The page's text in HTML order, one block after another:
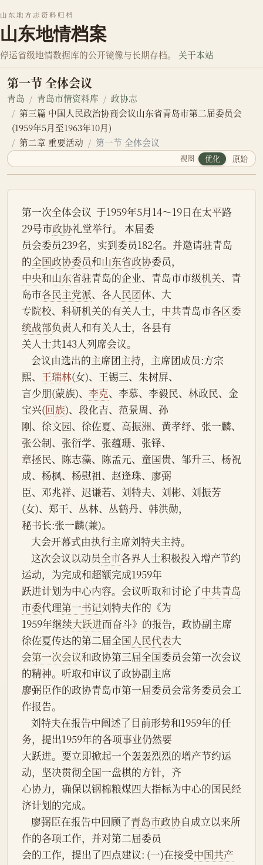
山东地方志资料归档
山东地情档案
停运省级地情数据库的公开镜像与长期存档。 关于本站
第一节 全体会议
青岛 青岛市情资料库
政协志
第三篇 中国人民政治协商会议山东省青岛市第二届委员会
(1959年5月至1963年10月)
第二章 重要活动
第一节 全体会议
视图 优化 原始
第一次全体会议  于1959年5月14～19日在太平路
29号市政协礼堂举行。 本届委
员会委员239名，实到委员182名。并邀请驻青岛
的全国政协委员和山东省政协委员，
中央和山东省驻青岛的企业、青岛市市级机关、青
岛市各民主党派、各人民团体、大
专院校、科研机关的有关人士， 中共青岛市各区委
统战部负责人和有关人士，各县有
关人士共143人列席会议。
熙、 王瑞林(女)、王锡三、朱树屏、
言少朋(蒙族)、 李克、李慕、李毅民、林政民、金
宝兴(回族)、段化吉、范景周、孙
刚、徐文园、徐佐夏、高振洲、黄孝纾、张一麟、
张公制、张衍学、张蕴珊、张铎、
章拯民、陈志藻、陈孟元、童国贵、邹升三、杨祝
成、杨枫、杨慰祖、赵逢珠、廖弼
臣、邓兆祥、迟谦若、刘特夫、刘彬、刘振芳
(女)、郑干、丛林、丛鹤丹、韩洪勋，
秘书长:张一麟(兼)。
    大会开幕式由执行主席刘特夫主持。
    这次会议以动员
全市各界人士积极投入增产节约
运动，为完成和超额完成1959年
跃进计划为中心内容。会议听取和讨论了中共青岛
市委代理第一书记刘特夫作的《为
1959年继续大跃进而奋斗》的报告，政协副主席
徐佐夏传达的第二届全国人民代表大
会第一次会议和政协第三届全国委员会第一次会议
的精神。听取和审议了政协副主席
廖弼臣作的政协青岛市第一届委员会常务委员会工
作报告。
务，提出1959年的各项事业仍然要
大跃进。要立即掀起一个轰轰烈烈的增产节约运
动，坚决贯彻全国一盘棋的方针，齐
心协力，确保以钢棉粮煤四大指标为中心的国民经
济计划的完成。
    廖弼臣在报告中回顾了
青岛市政协自成立以来所
作的各项工作，并对第二届委员
会的工作，提出了四点建议: (一)在接受中国共产